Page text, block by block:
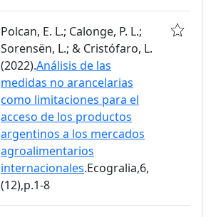
Polcan, E. L.; Calonge, P. L.;
Sorensën, L.; & Cristófaro, L.
(2022).Análisis de las
medidas no arancelarias
como limitaciones para el
acceso de los productos
argentinos a los mercados
agroalimentarios
internacionales.Ecogralia,6,
(12),p.1-8